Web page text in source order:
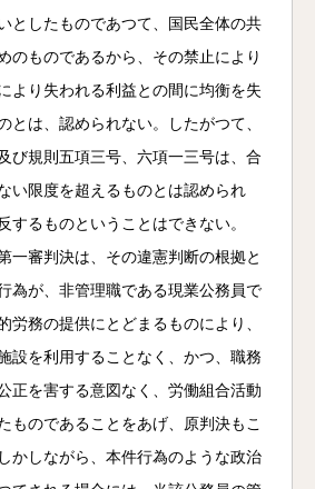
としたものであつて、国民全体の共
のものであるから、その禁止により
より失われる利益との間に均衡を失
とは、認められない。したがつて、
び規則五項三号、六項一三号は、合
い限度を超えるものとは認められ
するものということはできない。
一審判決は、その違憲判断の根拠と
為が、非管理職である現業公務員で
労務の提供にとどまるものにより、
設を利用することなく、かつ、職務
正を害する意図なく、労働組合活動
ものであることをあげ、原判決もこ
かしながら、本件行為のような政治